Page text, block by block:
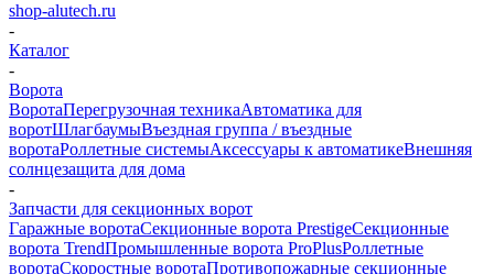
shop-alutech.ru
-
Каталог
-
Ворота
ВоротаПерегрузочная техникаАвтоматика для
воротШлагбаумыВъездная группа / въездные
воротаРоллетные системыАксессуары к автоматикеВнешняя
солнцезащита для дома
-
Запчасти для секционных ворот
Гаражные воротаСекционные ворота PrestigeСекционные
ворота TrendПромышленные ворота ProPlusРоллетные
воротаСкоростные воротаПротивопожарные секционные